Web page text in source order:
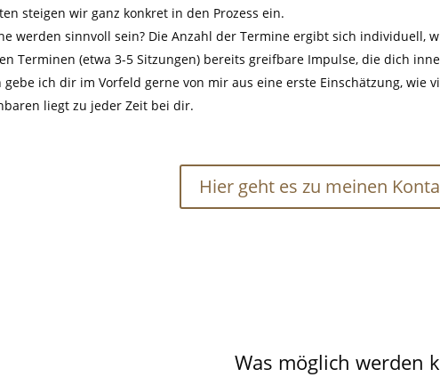
steigen wir ganz konkret in den Prozess ein.
werden sinnvoll sein? Die Anzahl der Termine ergibt sich individuell,
Terminen (etwa 3-5 Sitzungen) bereits greifbare Impulse, die dich
ich dir im Vorfeld gerne von mir aus eine erste Einschätzung, wie
liegt zu jeder Zeit bei dir.
Hier geht es zu meinen
Was möglich werden